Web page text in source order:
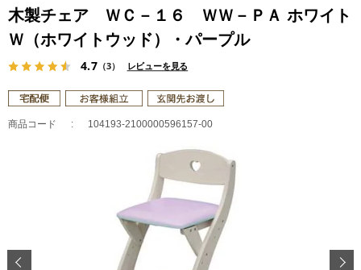
木製チェア ＷＣ－１６ ＷＷ－ＰＡ ホワイト
Ｗ（ホワイトウッド）・パープル
4.7（3） レビューを見る
商品コード 104193-2100000596157-00